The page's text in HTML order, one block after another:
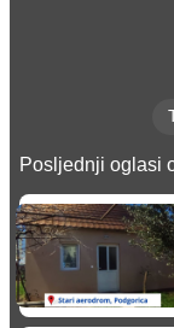
Posljednji oglasi